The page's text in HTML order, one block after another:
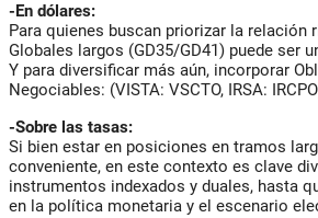
-En dólares:
Para quienes buscan priorizar la relación
Globales largos (GD35/GD41) puede ser
Y para diversificar más aún, incorporar
Negociables: (VISTA: VSCTO, IRSA:
-Sobre las tasas:
Si bien estar en posiciones en tramos
conveniente, en este contexto es clave
instrumentos indexados y duales, hasta
en la política monetaria y el escenario